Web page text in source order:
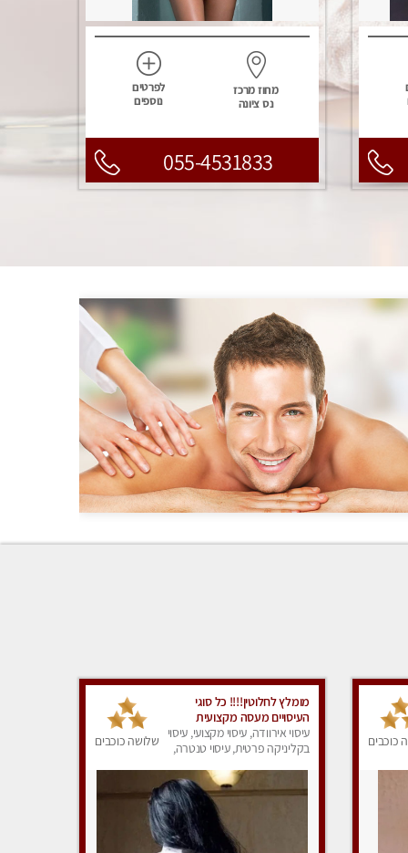
מחוז מרכז
נס ציונה
לפרטים
נוספים
055-4531833
כוכבים
מומלץ לחלוטין!!!! כל סוגי
העיסויים מעסה מקצועית
ואיכותית פרטי!!!
עיסוי אירוודה, עיסוי מקצועי, עיסוי
בקליניקה פרטית, עיסוי טנטרה,
שלושה כוכבים